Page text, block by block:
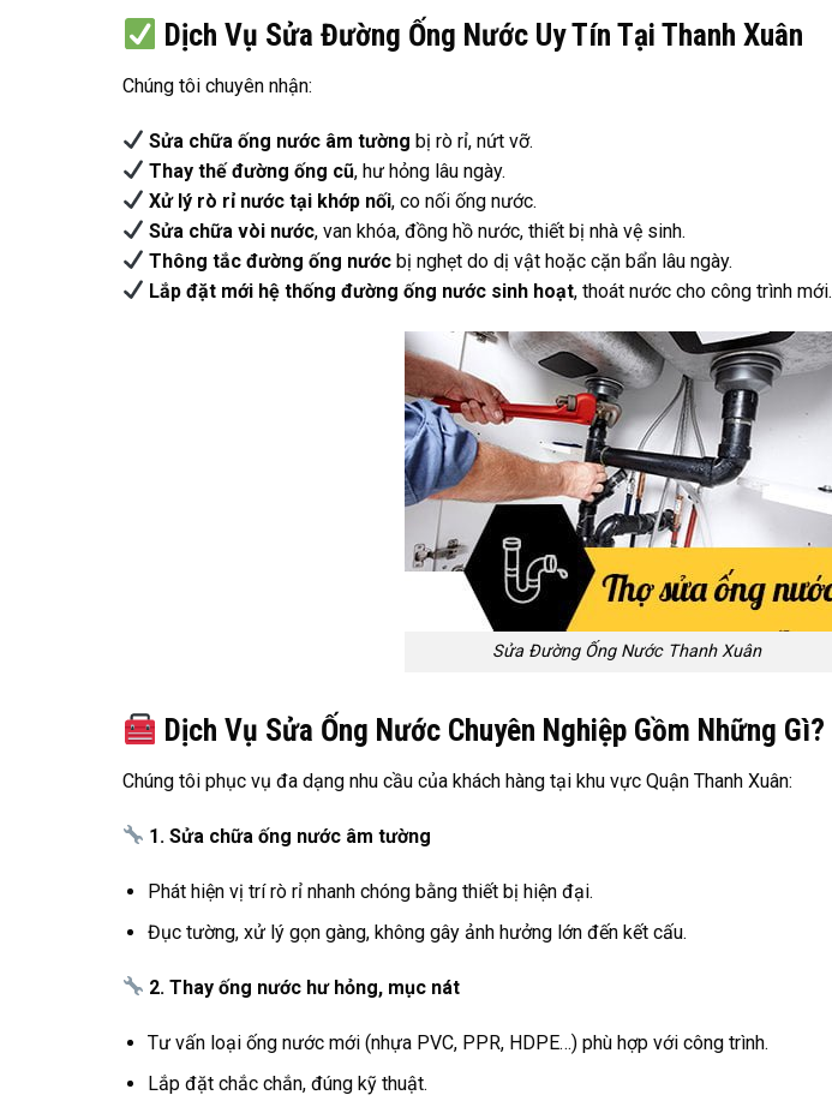
Dịch Vụ Sửa Đường Ống Nước Uy Tín Tại Thanh Xuân
Chúng tôi chuyên nhận:
Sửa chữa ống nước âm tường bị rò rỉ, nứt vỡ.
Thay thế đường ống cũ, hư hỏng lâu ngày.
Xử lý rò rỉ nước tại khớp nối, co nối ống nước.
Sửa chữa vòi nước, van khóa, đồng hồ nước, thiết bị nhà vệ sinh.
Thông tắc đường ống nước bị nghẹt do dị vật hoặc cặn bẩn lâu ngày.
Lắp đặt mới hệ thống đường ống nước sinh hoạt, thoát nước cho công trình mới.
Sửa Đường Ống Nước Thanh Xuân
Dịch Vụ Sửa Ống Nước Chuyên Nghiệp Gồm Những Gì?
Chúng tôi phục vụ đa dạng nhu cầu của khách hàng tại khu vực Quận Thanh Xuân:
1. Sửa chữa ống nước âm tường
Phát hiện vị trí rò rỉ nhanh chóng bằng thiết bị hiện đại.
Đục tường, xử lý gọn gàng, không gây ảnh hưởng lớn đến kết cấu.
2. Thay ống nước hư hỏng, mục nát
Tư vấn loại ống nước mới (nhựa PVC, PPR, HDPE…) phù hợp với công trình.
Lắp đặt chắc chắn, đúng kỹ thuật.